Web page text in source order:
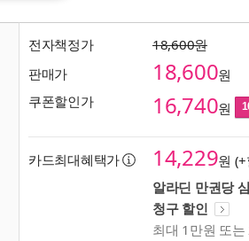
전자책정가
18,600원
판매가
18,600원
쿠폰할인가
16,740원
카드최대혜택가 14,229원
알라딘 만권당
청구 할인
최대 1만원 또